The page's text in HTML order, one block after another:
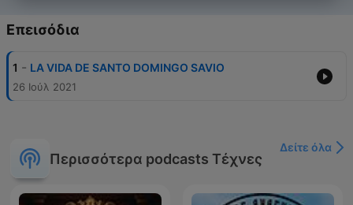
Επεισόδια
1 - LA VIDA DE SANTO DOMINGO SAVIO
26 Ιούλ 2021
Περισσότερα podcasts Τέχνες
Δείτε όλα